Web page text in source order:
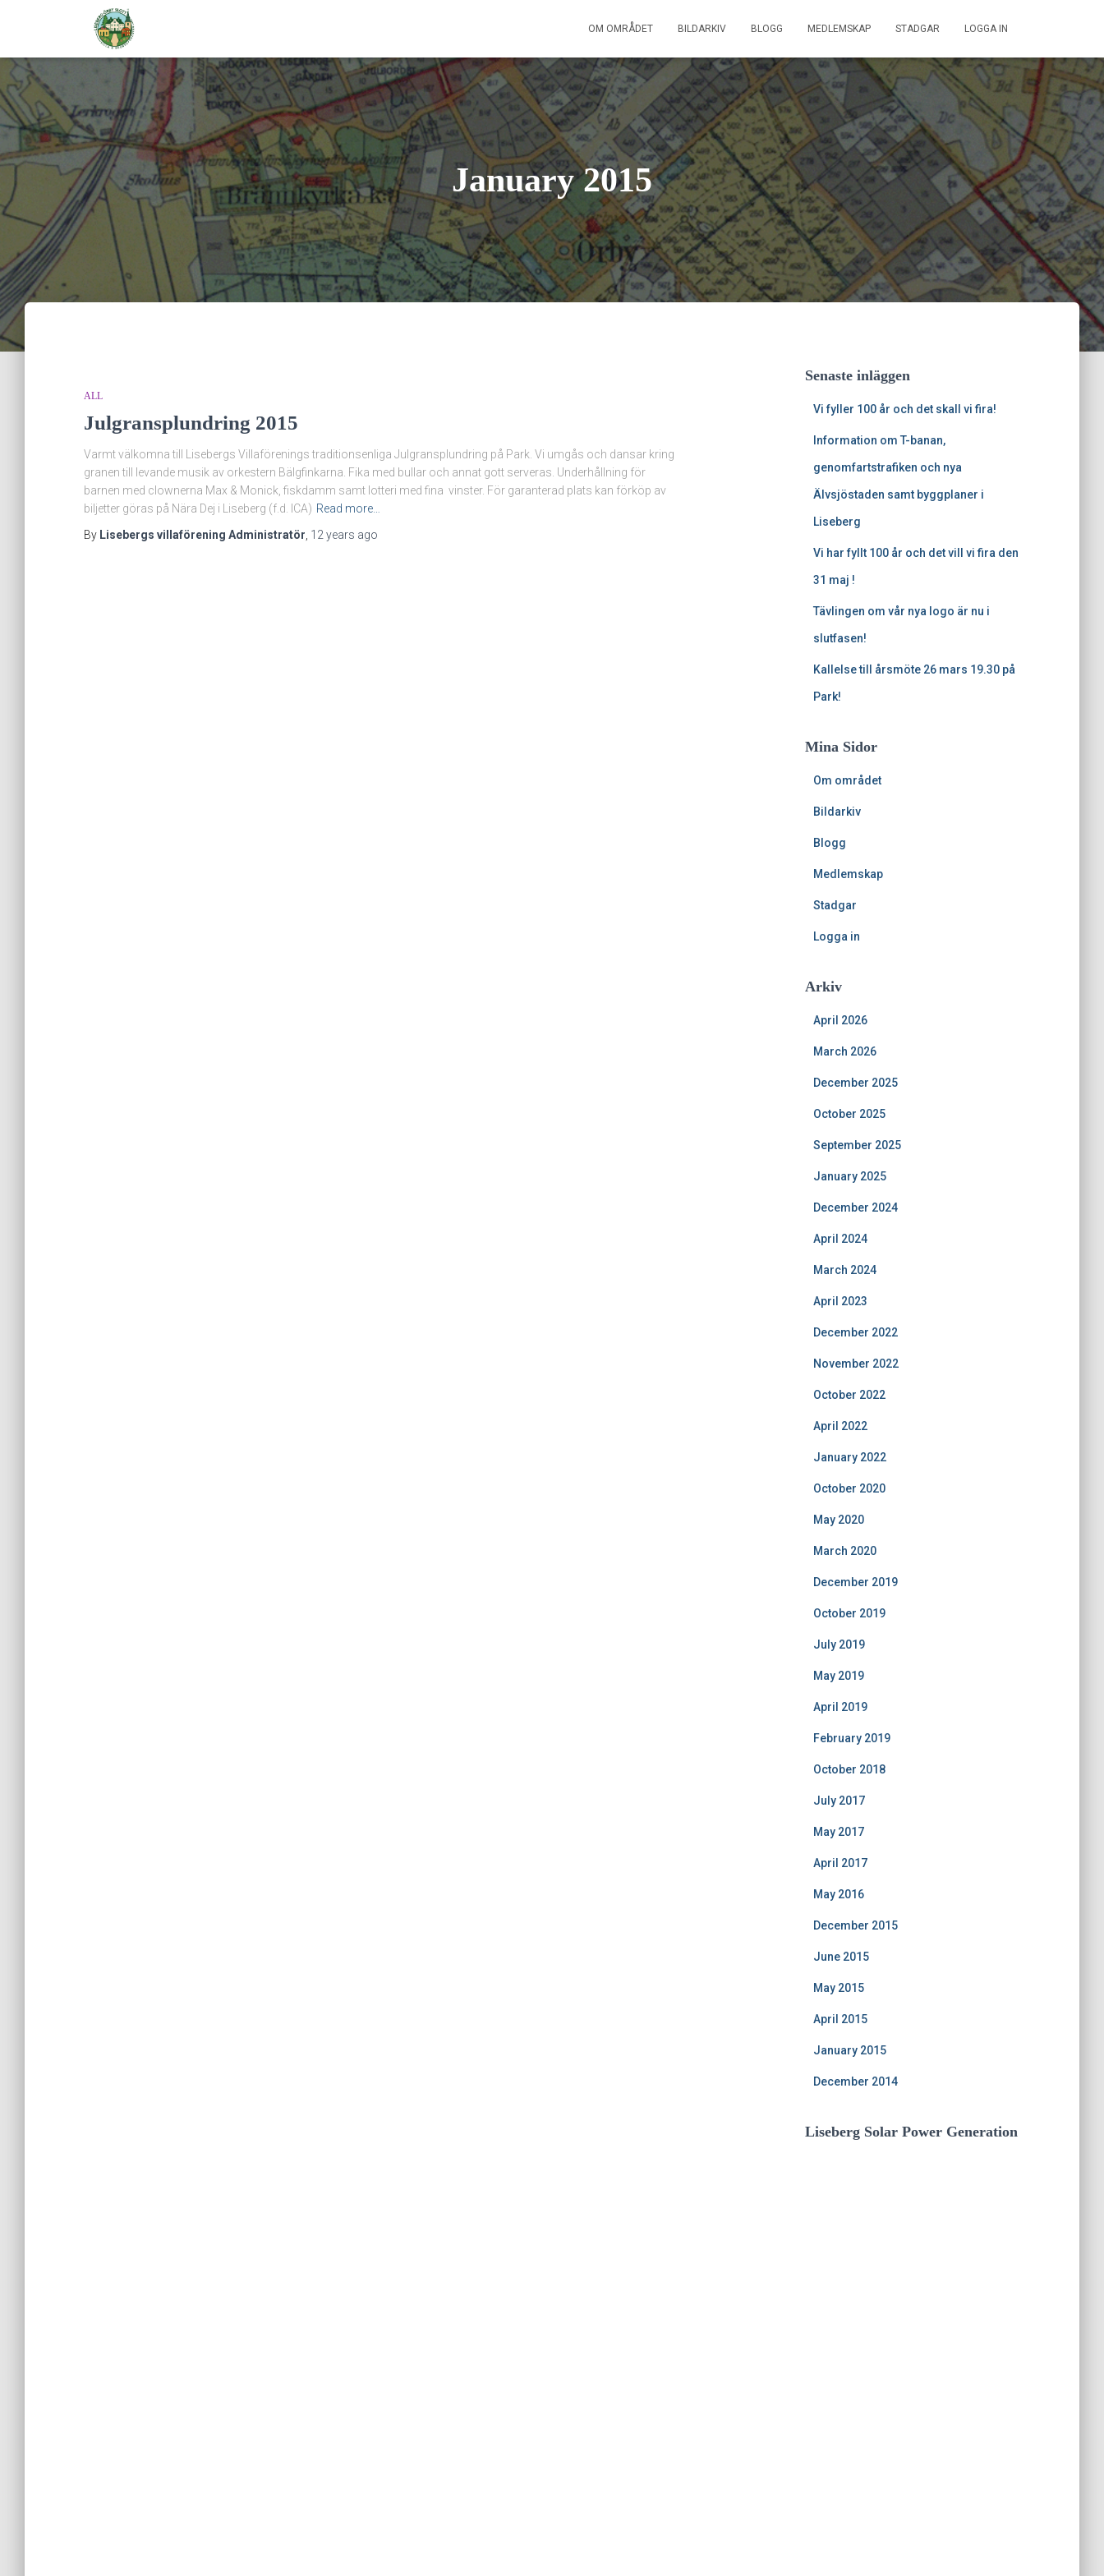
OM OMRÅDET BILDARKIV BLOGG MEDLEMSKAP STADGAR LOGGA IN
January 2015
ALL
Julgransplundring 2015
Varmt välkomna till Lisebergs Villaförenings traditionsenliga Julgransplundring på Park. Vi umgås och dansar kring
granen till levande musik av orkestern Bälgfinkarna. Fika med bullar och annat gott serveras. Underhållning för
barnen med clownerna Max & Monick, fiskdamm samt lotteri med fina vinster. För garanterad plats kan förköp av
biljetter göras på Nära Dej i Liseberg (f.d. ICA) Read more…
By Lisebergs villaförening Administratör 12 years ago
Senaste inläggen
Vi fyller 100 år och det skall vi fira!
Information om T-banan,
genomfartstrafiken och nya
Älvsjöstaden samt byggplaner i
Liseberg
Vi har fyllt 100 år och det vill vi fira den
31 maj !
Tävlingen om vår nya logo är nu i
slutfasen!
Kallelse till årsmöte 26 mars 19.30 på
Park!
Mina Sidor
Om området
Bildarkiv
Blogg
Medlemskap
Stadgar
Logga in
Arkiv
April 2026
March 2026
December 2025
October 2025
September 2025
January 2025
December 2024
April 2024
March 2024
April 2023
December 2022
November 2022
October 2022
April 2022
January 2022
October 2020
May 2020
March 2020
December 2019
October 2019
July 2019
May 2019
April 2019
February 2019
October 2018
July 2017
May 2017
April 2017
May 2016
December 2015
June 2015
May 2015
April 2015
January 2015
December 2014
Liseberg Solar Power Generation